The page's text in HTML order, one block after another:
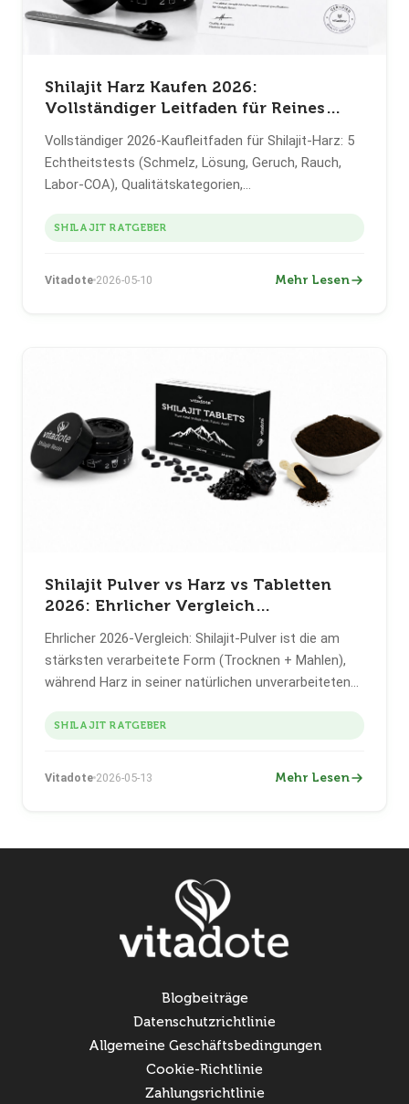
Shilajit Harz Kaufen 2026:
Vollständiger Leitfaden für Reines
Vollständiger 2026-Kaufleitfaden für Shilajit-Harz: 5
Echtheitstests (Schmelz, Lösung, Geruch, Rauch,
Labor-COA), Qualitätskategorien,
Fulvinsäure (Charge VD202603), 30g Glas €69.
SHILAJIT RATGEBER
Vitadote 2026-05-10 Mehr Lesen
Shilajit Pulver vs Harz vs Tabletten
2026: Ehrlicher Vergleich
Ehrlicher 2026-Vergleich: Shilajit-Pulver ist die am
stärksten verarbeitete Form (Trocknen + Mahlen),
während Harz in seiner natürlichen unverarbeiteten
Verbindungen zerstört, Füllstoff-Risiko, welche Form
(Charge VD202603), 30g Glas €69.
SHILAJIT RATGEBER
Vitadote 2026-05-13 Mehr Lesen
Blogbeiträge
Datenschutzrichtlinie
Allgemeine Geschäftsbedingungen
Cookie-Richtlinie
Zahlungsrichtlinie